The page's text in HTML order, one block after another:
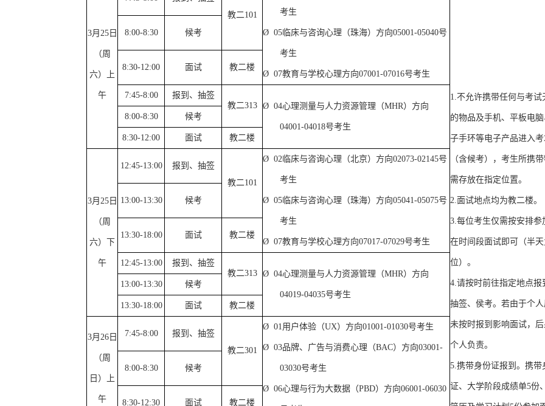
3月 25日
（周
六）上
午
教二101 考生
Ø 05 临床与咨询心理（珠海）方向05001-05040号
考生
Ø 07教育与学校心理方向07001-07016号考生
1.不允许携带任何与考试
的物品及手机、平板电
子手环等电子产品进入
（含候考），考生所携
需存放在指定位置。
2.面试地点均为教二楼。
3.每位考生仅需按安排参
在时间段面试即可（半
位）。
4.请按时前往指定地点报
抽签、侯考。若由于个
未按时报到影响面试，
个人负责。
5.携带身份证报到。携带
证、大学阶段成绩单5份
8:00-8:30 候考
8:30-12:00 面试 教二楼
7:45-8:00
报到、抽签
教二313 Ø 04心理测量与人力资源管理（MHR）方向
04001-04018号考生
8:00-8:30 候考
8:30-12:00 面试 教二楼
3月 25日
（周
六）下
午
12:45-13:00
报到、抽签
教二101
Ø 02 临床与咨询心理（北京）方向02073-02145号
考生
Ø 05 临床与咨询心理（珠海）方向05041-05075号
考生
Ø 07教育与学校心理方向07017-07029号考生
13:00-13:30 候考
13:30-18:00 面试 教二楼
12:45-13:00
报到、抽签
教二313 Ø 04心理测量与人力资源管理（MHR）方向
04019-04035号考生
13:00-13:30 候考
13:30-18:00 面试 教二楼
3月 26日
（周
日）上
午
7:45-8:00
报到、抽签
教二301
Ø 01用户体验（UX）方向01001-01030号考生
Ø 03品牌、广告与消费心理（BAC）方向03001-
03030号考生
Ø 06心理与行为大数据（PBD）方向06001-06030
8:00-8:30 候考
8:30-12:30 面试 教二楼